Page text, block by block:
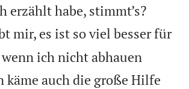
erzählt habe, stimmt’s?
mir, es ist so viel besser für
ich nicht abhauen
käme auch die große Hilfe